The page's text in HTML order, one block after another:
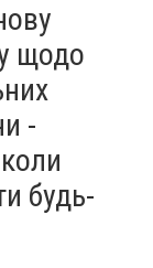
щодо
-
будь-